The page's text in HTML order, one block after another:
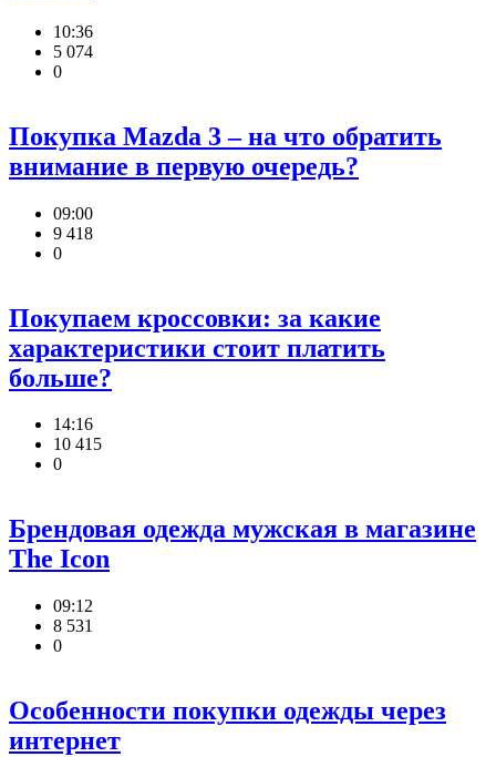
10:36
5 074
0
Покупка Mazda 3 – на что обратить
внимание в первую очередь?
09:00
9 418
0
Покупаем кроссовки: за какие
характеристики стоит платить
больше?
14:16
10 415
0
Брендовая одежда мужская в магазине
The Icon
09:12
8 531
0
Особенности покупки одежды через
интернет